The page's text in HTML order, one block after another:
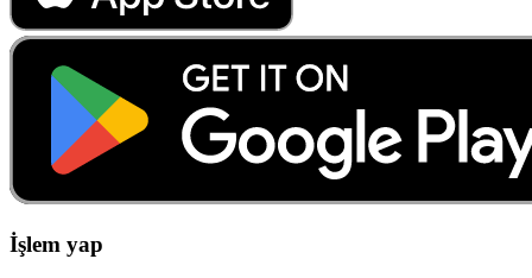
İşlem yap